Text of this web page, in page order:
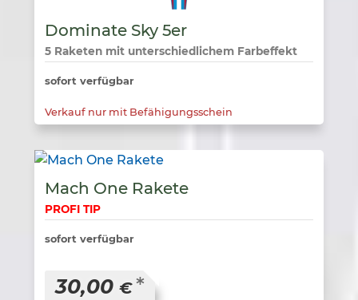
Dominate Sky 5er
5 Raketen mit unterschiedlichem Farbeffekt
sofort verfügbar
Verkauf nur mit Befähigungsschein
Mach One Rakete
PROFI TIP
sofort verfügbar
30,00 € *